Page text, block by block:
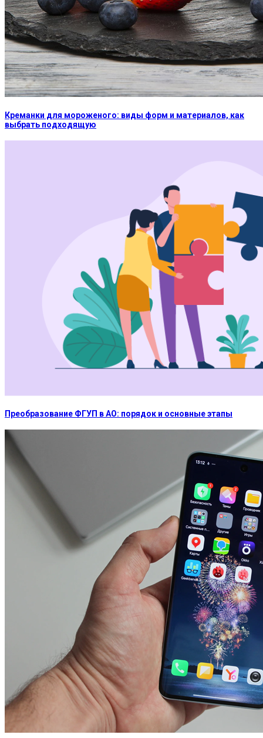
Креманки для мороженого: виды форм и материалов, как
выбрать подходящую
Преобразование ФГУП в АО: порядок и основные этапы